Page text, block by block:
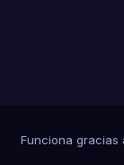
Funciona gracias